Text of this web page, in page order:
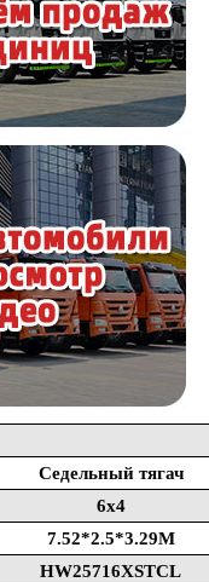
Седельный тягач
6x4
7.52*2.5*3.29M
HW25716XSTCL